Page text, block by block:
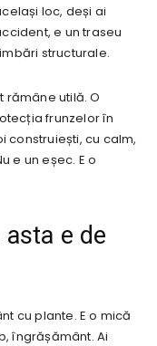
loc, deși ai
e un traseu
structurale.
utilă. O
frunzelor în
construiești, cu calm,
e un eșec. E o
e de
cu plante. E o mică
îngrășământ. Ai